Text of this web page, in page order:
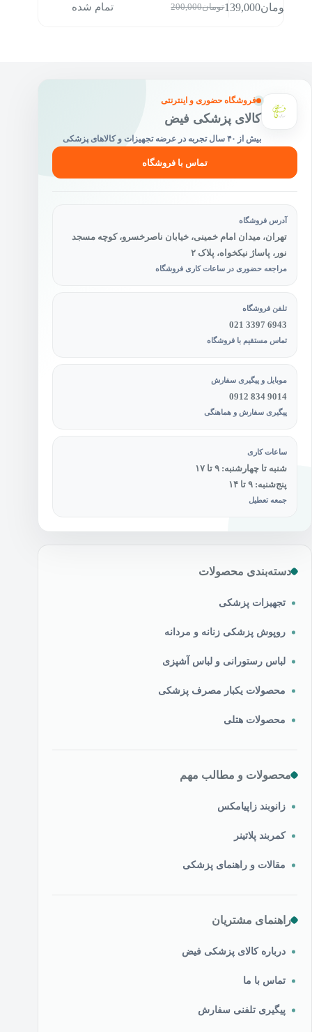
تومان200,000قیمت
تومان139,000قیمت
تمام شده
فروشگاه حضوری و اینترنتی
کالای پزشکی فیض
بیش از ۴۰ سال تجربه در عرضه تجهیزات و کالاهای پزشکی
تماس با فروشگاه
آدرس فروشگاه
تهران، میدان امام خمینی، خیابان ناصرخسرو، کوچه مسجد
نور، پاساژ نیکخواه، پلاک ۲
مراجعه حضوری در ساعات کاری فروشگاه
تلفن فروشگاه
021 3397 6943
تماس مستقیم با فروشگاه
موبایل و پیگیری سفارش
0912 834 9014
پیگیری سفارش و هماهنگی
ساعات کاری
شنبه تا چهارشنبه: ۹ تا ۱۷
پنج‌شنبه: ۹ تا ۱۴
جمعه تعطیل
دسته‌بندی محصولات
تجهیزات پزشکی
روپوش پزشکی زنانه و مردانه
لباس رستورانی و لباس آشپزی
محصولات یکبار مصرف پزشکی
محصولات هتلی
محصولات و مطالب مهم
زانوبند زاپیامکس
کمربند پلاتینر
مقالات و راهنمای پزشکی
راهنمای مشتریان
درباره کالای پزشکی فیض
تماس با ما
پیگیری تلفنی سفارش